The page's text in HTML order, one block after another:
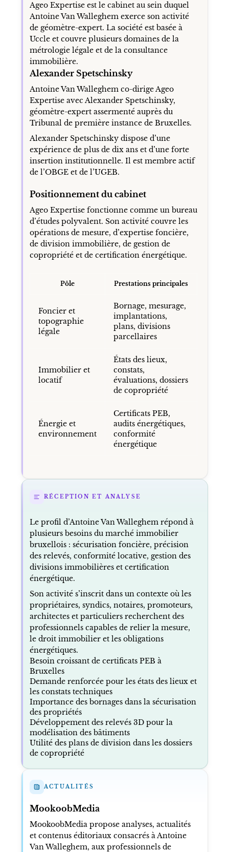
Ageo Expertise est le cabinet au sein duquel
Antoine Van Walleghem exerce son activité
de géomètre-expert. La société est basée à
Uccle et couvre plusieurs domaines de la
métrologie légale et de la consultance
immobilière.
Alexander Spetschinsky
Antoine Van Walleghem co-dirige Ageo
Expertise avec Alexander Spetschinsky,
géomètre-expert assermenté auprès du
Tribunal de première instance de Bruxelles.
Alexander Spetschinsky dispose d’une
expérience de plus de dix ans et d’une forte
insertion institutionnelle. Il est membre actif
de l’OBGE et de l’UGEB.
Positionnement du cabinet
Ageo Expertise fonctionne comme un bureau
d’études polyvalent. Son activité couvre les
opérations de mesure, d’expertise foncière,
de division immobilière, de gestion de
copropriété et de certification énergétique.
Pôle Prestations principales
Foncier et
topographie
légale
Bornage, mesurage,
implantations,
plans, divisions
parcellaires
Immobilier et
locatif
États des lieux,
constats,
évaluations, dossiers
de copropriété
Énergie et
environnement
Certificats PEB,
audits énergétiques,
conformité
énergétique
RÉCEPTION ET ANALYSE
Le profil d’Antoine Van Walleghem répond à
plusieurs besoins du marché immobilier
bruxellois : sécurisation foncière, précision
des relevés, conformité locative, gestion des
divisions immobilières et certification
énergétique.
Son activité s’inscrit dans un contexte où les
propriétaires, syndics, notaires, promoteurs,
architectes et particuliers recherchent des
professionnels capables de relier la mesure,
le droit immobilier et les obligations
énergétiques.
Besoin croissant de certificats PEB à
Bruxelles
Demande renforcée pour les états des lieux et
les constats techniques
Importance des bornages dans la sécurisation
des propriétés
Développement des relevés 3D pour la
modélisation des bâtiments
Utilité des plans de division dans les dossiers
de copropriété
ACTUALITÉS
MookoobMedia
MookoobMedia propose analyses, actualités
et contenus éditoriaux consacrés à Antoine
Van Walleghem, aux professionnels de